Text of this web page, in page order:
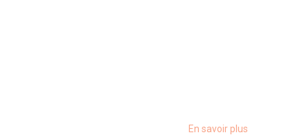
En savoir plus